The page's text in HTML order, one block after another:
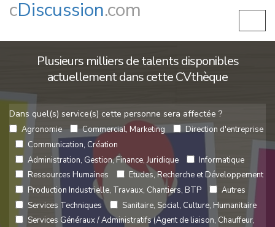
cDiscussion.com
Plusieurs milliers de talents disponibles
actuellement dans cette CVthèque
Dans quel(s) service(s) cette personne sera affectée ?
Agronomie Commercial, Marketing
Direction d'entreprise
Communication, Création
Administration, Gestion, Finance, Juridique
Informatique
Ressources Humaines
Etudes, Recherche et Développement
Production Industrielle, Travaux, Chantiers, BTP
Autres
Services Techniques
Sanitaire, Social, Culture, Humanitaire
Services Généraux / Administratifs (Agent de liaison, Chauffeur,